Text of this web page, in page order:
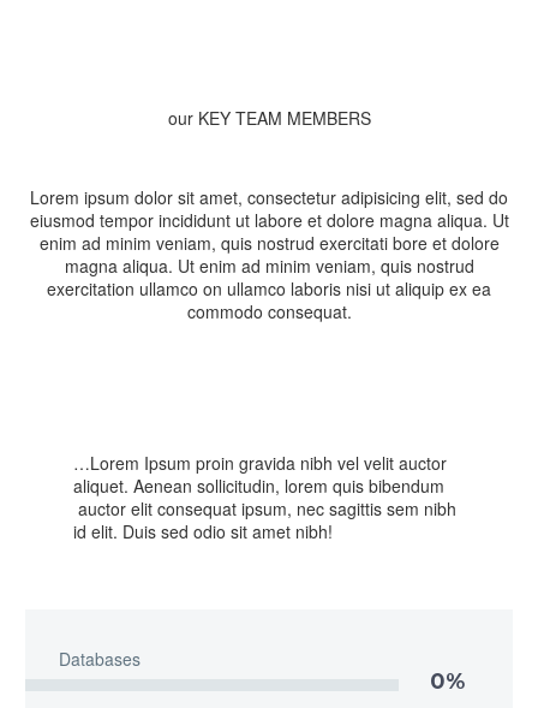
our KEY TEAM MEMBERS
Lorem ipsum dolor sit amet, consectetur adipisicing elit, sed do
eiusmod tempor incididunt ut labore et dolore magna aliqua. Ut
enim ad minim veniam, quis nostrud exercitati bore et dolore
magna aliqua. Ut enim ad minim veniam, quis nostrud
exercitation ullamco on ullamco laboris nisi ut aliquip ex ea
commodo consequat.
…Lorem Ipsum proin gravida nibh vel velit auctor
aliquet. Aenean sollicitudin, lorem quis bibendum
auctor elit consequat ipsum, nec sagittis sem nibh
id elit. Duis sed odio sit amet nibh!
Databases
0%